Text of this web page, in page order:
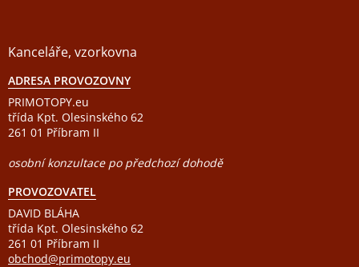
Kanceláře, vzorkovna
ADRESA PROVOZOVNY
PRIMOTOPY.eu
třída Kpt. Olesinského 62
261 01 Příbram II
osobní konzultace po předchozí dohodě
PROVOZOVATEL
DAVID BLÁHA
třída Kpt. Olesinského 62
261 01 Příbram II
obchod@primotopy.eu